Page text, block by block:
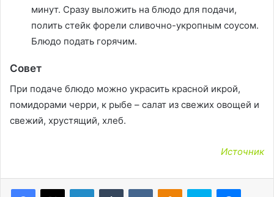
минут. Сразу выложить на блюдо для подачи,
полить стейк форели сливочно-укропным соусом.
Блюдо подать горячим.
Совет
При подаче блюдо можно украсить красной икрой,
помидорами черри, к рыбе – салат из свежих овощей и
свежий, хрустящий, хлеб.
Источник
LinkedInTumblr ВконтактеОдноклассники
Skype